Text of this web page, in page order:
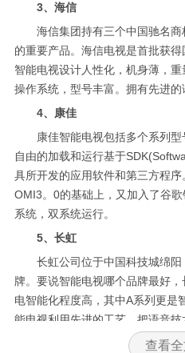
3、海信
海信集团持有三个中国驰名
的重要产品。海信电视是首批获
智能电视设计人性化，机身薄，
操作系统，型号丰富。拥有先进的
4、康佳
康佳智能电视包括多个系列
自由的加载和运行基于
具所开发的应用软件和第三方程
OMI3。0的基础上，又加入了谷
系统，双系统运行。
5、长虹
长虹公司位于中国科技城绵
牌。要说智能电视哪个品牌最好
电智能化程度高，其中A系列更是
能电视利用先进的工艺，把语音
能电视操作系统中，在保证质量
查看